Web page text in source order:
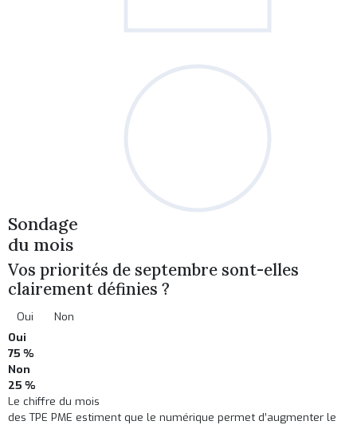
Sondage
du mois
Vos priorités de septembre sont-elles
clairement définies ?
Oui
Non
Oui
75 %
Non
25 %
Le chiffre du mois
des TPE PME estiment que le numérique permet d’augmenter le